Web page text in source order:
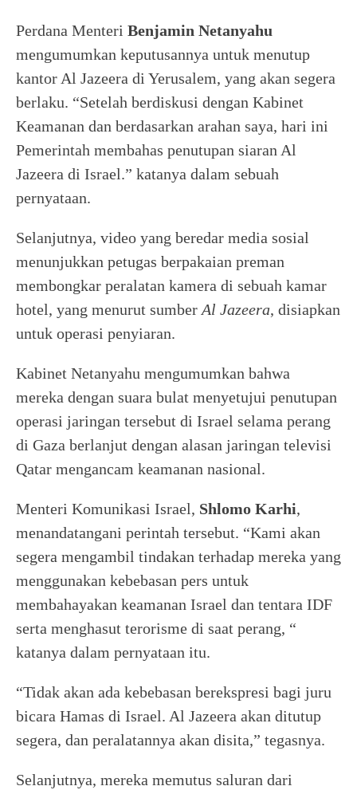
Perdana Menteri Benjamin Netanyahu
mengumumkan keputusannya untuk menutup
kantor Al Jazeera di Yerusalem, yang akan segera
berlaku. “Setelah berdiskusi dengan Kabinet
Keamanan dan berdasarkan arahan saya, hari ini
Pemerintah membahas penutupan siaran Al
Jazeera di Israel.” katanya dalam sebuah
pernyataan.
Selanjutnya, video yang beredar media sosial
menunjukkan petugas berpakaian preman
membongkar peralatan kamera di sebuah kamar
hotel, yang menurut sumber Al Jazeera, disiapkan
untuk operasi penyiaran.
Kabinet Netanyahu mengumumkan bahwa
mereka dengan suara bulat menyetujui penutupan
operasi jaringan tersebut di Israel selama perang
di Gaza berlanjut dengan alasan jaringan televisi
Qatar mengancam keamanan nasional.
Menteri Komunikasi Israel, Shlomo Karhi,
menandatangani perintah tersebut. “Kami akan
segera mengambil tindakan terhadap mereka yang
menggunakan kebebasan pers untuk
membahayakan keamanan Israel dan tentara IDF
serta menghasut terorisme di saat perang, “
katanya dalam pernyataan itu.
“Tidak akan ada kebebasan berekspresi bagi juru
bicara Hamas di Israel. Al Jazeera akan ditutup
segera, dan peralatannya akan disita,” tegasnya.
Selanjutnya, mereka memutus saluran dari